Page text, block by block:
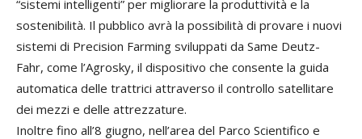
“sistemi intelligenti” per migliorare la produttività e la
sostenibilità. Il pubblico avrà la possibilità di provare i nuovi
sistemi di Precision Farming sviluppati da Same Deutz-
Fahr, come l’Agrosky, il dispositivo che consente la guida
automatica delle trattrici attraverso il controllo satellitare
dei mezzi e delle attrezzature.
Inoltre fino all’8 giugno, nell’area del Parco Scientifico e